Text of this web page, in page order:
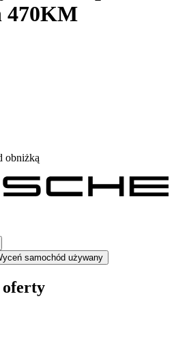
470KM
obniżką
samochód używany
oferty